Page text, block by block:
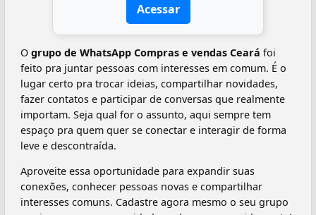
Acessar
O grupo de WhatsApp Compras e vendas Ceará foi
feito pra juntar pessoas com interesses em comum. É o
lugar certo pra trocar ideias, compartilhar novidades,
fazer contatos e participar de conversas que realmente
importam. Seja qual for o assunto, aqui sempre tem
espaço pra quem quer se conectar e interagir de forma
leve e descontraída.
Aproveite essa oportunidade para expandir suas
conexões, conhecer pessoas novas e compartilhar
interesses comuns. Cadastre agora mesmo o seu grupo